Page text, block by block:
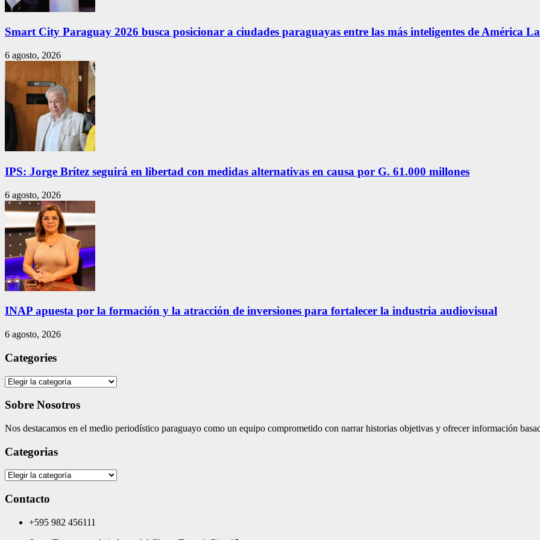
Smart City Paraguay 2026 busca posicionar a ciudades paraguayas entre las más inteligentes de América
6 agosto, 2026
IPS: Jorge Brítez seguirá en libertad con medidas alternativas en causa por G. 61.000 millones
6 agosto, 2026
INAP apuesta por la formación y la atracción de inversiones para fortalecer la industria audiovisual
6 agosto, 2026
Categories
Categories
Sobre Nosotros
Nos destacamos en el medio periodístico paraguayo como un equipo comprometido con narrar historias objetivas y ofrecer información
Categorias
Categorias
Contacto
+595 982 456111